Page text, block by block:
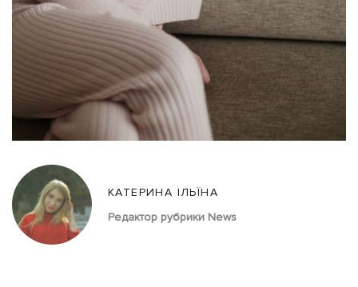
КАТЕРИНА ІЛЬЇНА
Редактор рубрики News